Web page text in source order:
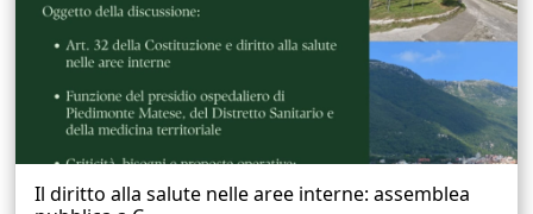
Il diritto alla salute nelle aree interne: assemblea